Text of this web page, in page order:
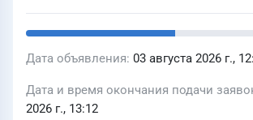
Дата объявления 03 августа 2026 г.,
Дата и время окончания подачи
2026 г., 13:12